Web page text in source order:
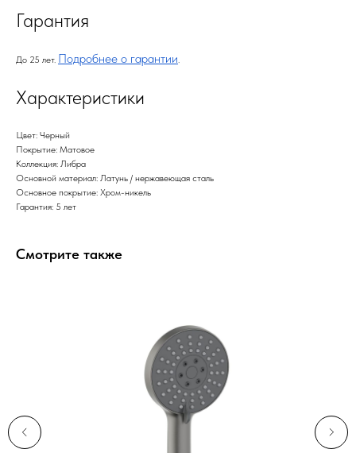
Гарантия
До 25 лет. Подробнее о гарантии.
Характеристики
Цвет: Черный
Покрытие: Матовое
Коллекция: Либра
Основной материал: Латунь / нержавеющая сталь
Основное покрытие: Хром-никель
Гарантия: 5 лет
Смотрите также